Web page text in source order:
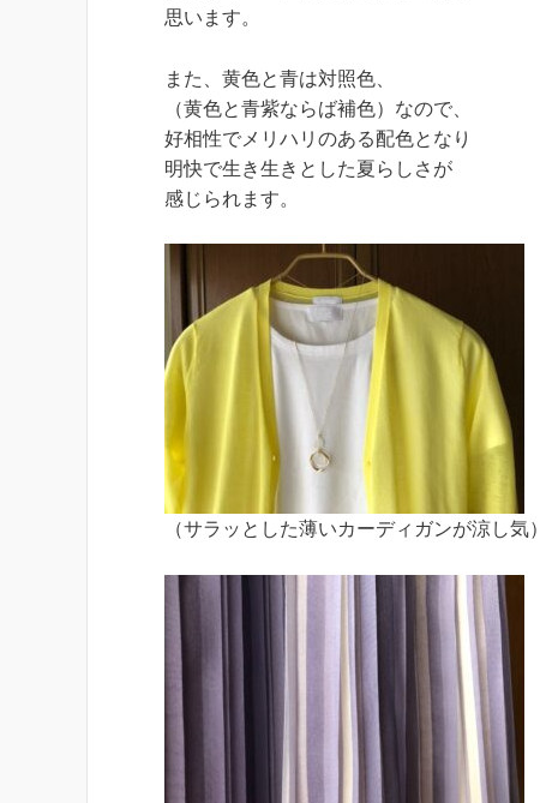
思います。
また、黄色と青は対照色、
（黄色と青紫ならば補色）なので、
好相性でメリハリのある配色となり
明快で生き生きとした夏らしさが
感じられます。
（サラッとした薄いカーディガンが涼し気）